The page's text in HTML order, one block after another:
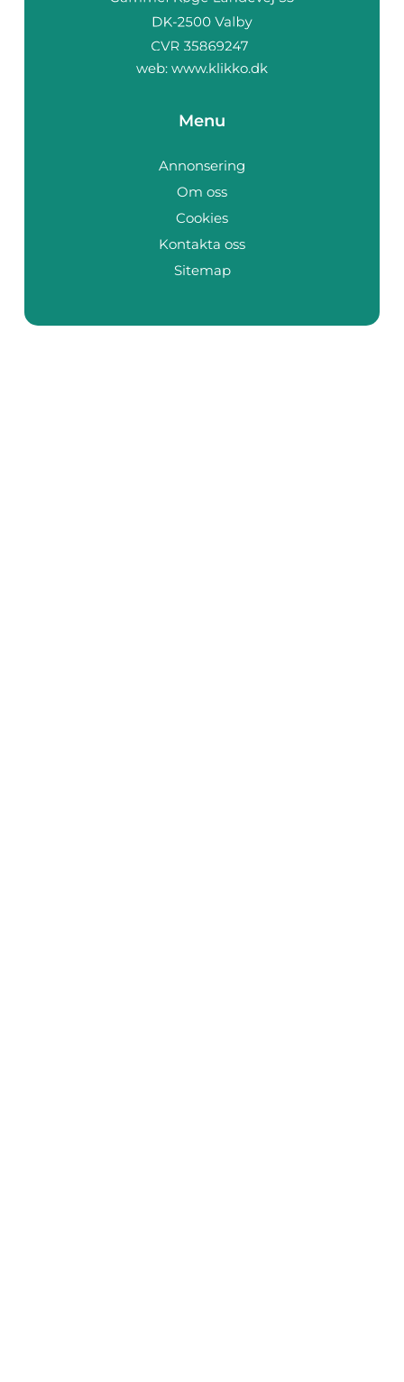
web: www.klikko.dk
Menu
Annonsering
Om oss
Cookies
Kontakta oss
Sitemap